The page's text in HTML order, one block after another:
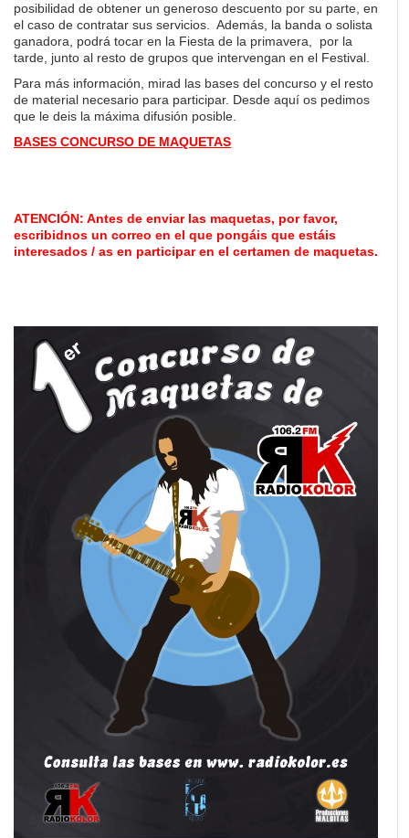
posibilidad de obtener un generoso descuento por su parte, en
el caso de contratar sus servicios. Además, la banda o solista
ganadora, podrá tocar en la Fiesta de la primavera, por la
tarde, junto al resto de grupos que intervengan en el Festival.
Para más información, mirad las bases del concurso y el resto
de material necesario para participar. Desde aquí os pedimos
que le deis la máxima difusión posible.
BASES CONCURSO DE MAQUETAS
ATENCIÓN: Antes de enviar las maquetas, por favor,
escribidnos un correo en el que pongáis que estáis
interesados / as en participar en el certamen de maquetas.